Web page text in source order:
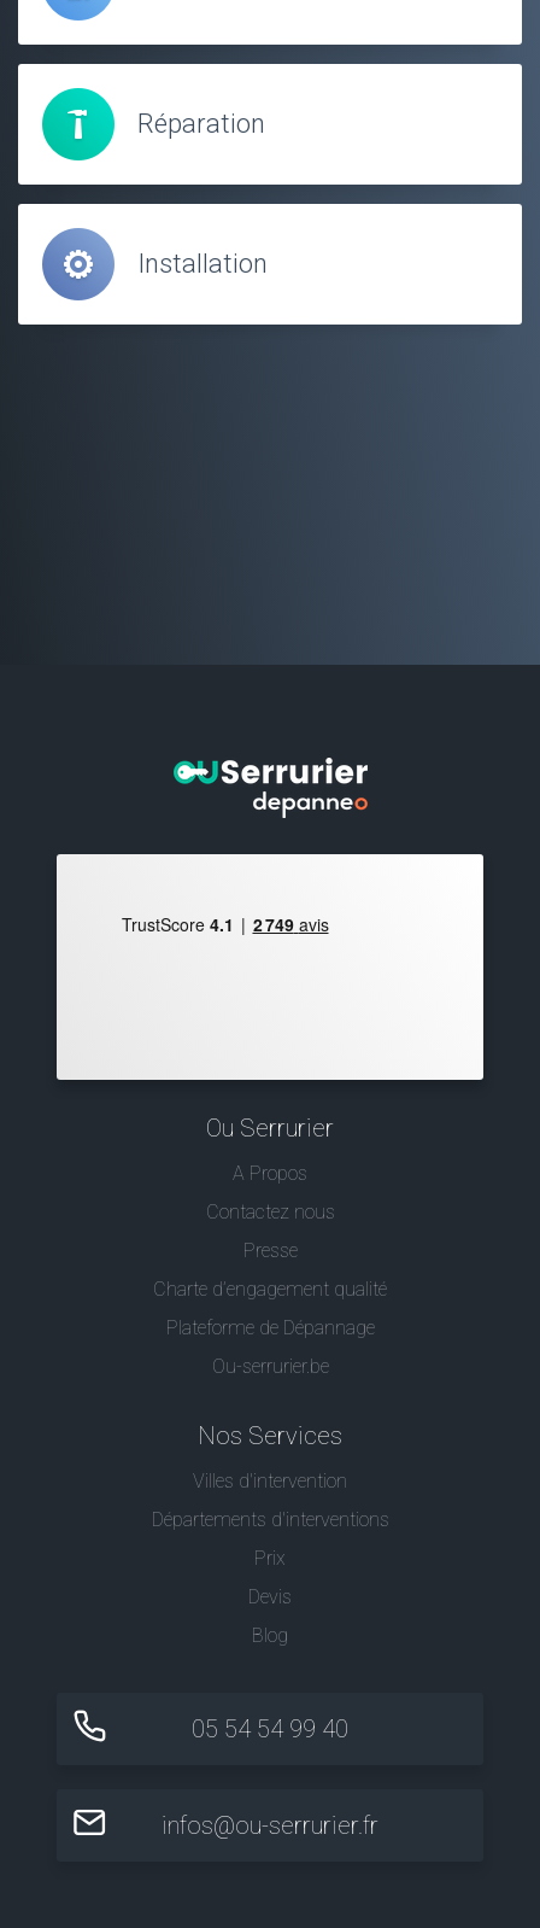
Réparation
Installation
Ou Serrurier
A Propos
Contactez nous
Presse
Charte d’engagement qualité
Plateforme de Dépannage
Ou-serrurier.be
Nos Services
Villes d'intervention
Départements d'interventions
Prix
Devis
Blog
05 54 54 99 40
infos@ou-serrurier.fr